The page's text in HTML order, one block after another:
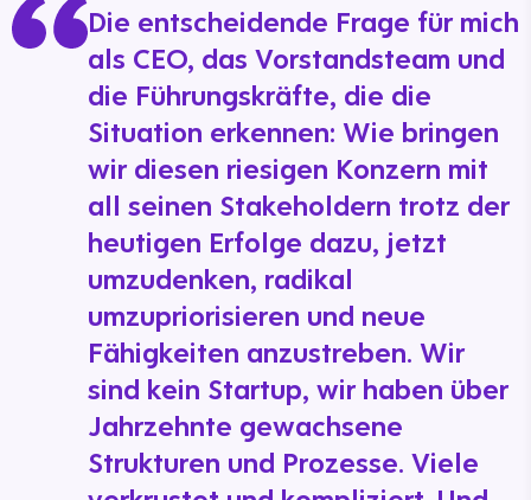
Die entscheidende Frage für mich
als CEO, das Vorstandsteam und
die Führungskräfte, die die
Situation erkennen: Wie bringen
wir diesen riesigen Konzern mit
all seinen Stakeholdern trotz der
heutigen Erfolge dazu, jetzt
umzudenken, radikal
umzupriorisieren und neue
Fähigkeiten anzustreben. Wir
sind kein Startup, wir haben über
Jahrzehnte gewachsene
Strukturen und Prozesse. Viele